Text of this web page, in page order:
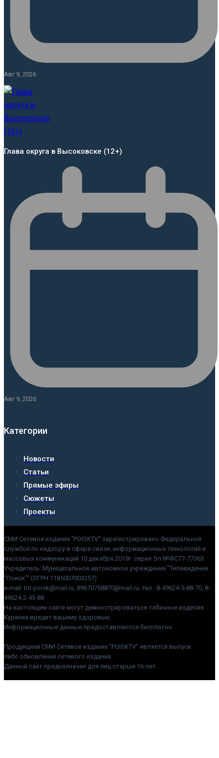
Авг 9, 2026
Глава округа в Высоковске (12+)
Авг 9, 2026
Категории
Новости
Статьи
Прямые эфиры
Сюжеты
Проекты
СМИ Сетевое издание "POISKTV" зарегистрировано Федеральной
службой по надзору в сфере связи, информационных технологий и
массовых коммуникаций 10 декабря 2019г. серия Эл №ФС77-77363.
Учредитель: Муниципальное автономное учреждение "Телевидение
"Поиск"" (ОГРН 1185007003257)
e-mail: tnt-poisk@mail.ru, 89670758870@mail.ru; тел.: 8-49624-5-88-70, 8-
49624-2-43-88
На настоящем сайте могут демонстрироваться табачные изделия.
Курение вредит вашему здоровью.
Информационные данные предоставляются бесплатно.
Продукцией СМИ Сетевое издание "POISKTV" является выпуск
либо обновление сетевого издания.
Данный сайт предназначен для лиц старше 16 лет.